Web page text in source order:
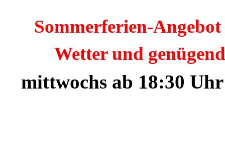
Sommerferien-
Wetter und
mittwochs ab 18:30